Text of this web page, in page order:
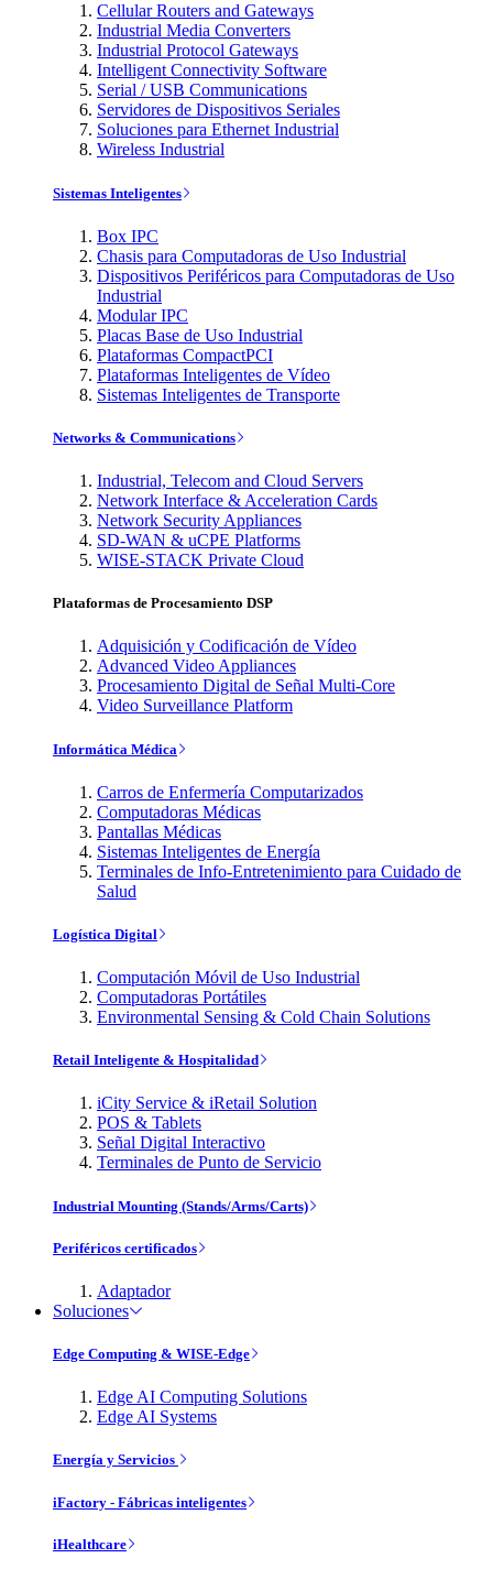
Cellular Routers and Gateways
Industrial Media Converters
Industrial Protocol Gateways
Intelligent Connectivity Software
Serial / USB Communications
Servidores de Dispositivos Seriales
Soluciones para Ethernet Industrial
Wireless Industrial
Sistemas Inteligentes
Box IPC
Chasis para Computadoras de Uso Industrial
Dispositivos Periféricos para Computadoras de Uso
Industrial
Modular IPC
Placas Base de Uso Industrial
Plataformas CompactPCI
Plataformas Inteligentes de Vídeo
Sistemas Inteligentes de Transporte
Networks & Communications
Industrial, Telecom and Cloud Servers
Network Interface & Acceleration Cards
Network Security Appliances
SD-WAN & uCPE Platforms
WISE-STACK Private Cloud
Plataformas de Procesamiento DSP
Adquisición y Codificación de Vídeo
Advanced Video Appliances
Procesamiento Digital de Señal Multi-Core
Video Surveillance Platform
Informática Médica
Carros de Enfermería Computarizados
Computadoras Médicas
Pantallas Médicas
Sistemas Inteligentes de Energía
Terminales de Info-Entretenimiento para Cuidado de
Salud
Logística Digital
Computación Móvil de Uso Industrial
Computadoras Portátiles
Environmental Sensing & Cold Chain Solutions
Retail Inteligente & Hospitalidad
iCity Service & iRetail Solution
POS & Tablets
Señal Digital Interactivo
Terminales de Punto de Servicio
Industrial Mounting (Stands/Arms/Carts)
Periféricos certificados
Adaptador
Soluciones
Edge Computing & WISE-Edge
Edge AI Computing Solutions
Edge AI Systems
Energía y Servicios
iFactory - Fábricas inteligentes
iHealthcare